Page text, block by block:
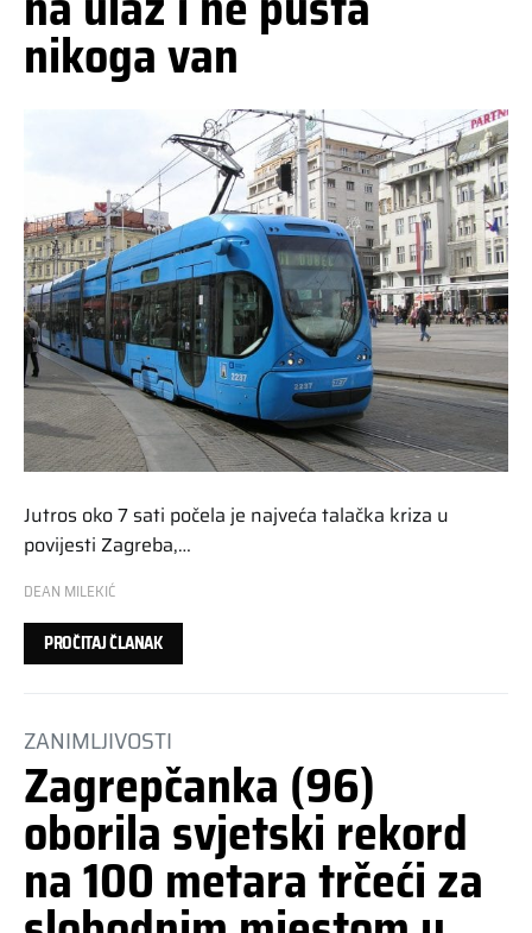
nikoga van
Jutros oko 7 sati počela je najveća talačka kriza u
povijesti Zagreba,…
DEAN MILEKIĆ
PROČITAJ ČLANAK
ZANIMLJIVOSTI
Zagrepčanka (96)
oborila svjetski rekord
na 100 metara trčeći za